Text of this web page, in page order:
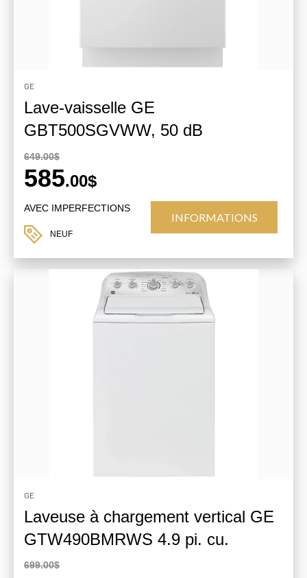
GE
Lave-vaisselle GE
GBT500SGVWW, 50 dB
649.00$
585.00$
AVEC IMPERFECTIONS
NEUF
INFORMATIONS
GE
Laveuse à chargement vertical GE
GTW490BMRWS 4.9 pi. cu.
699.00$